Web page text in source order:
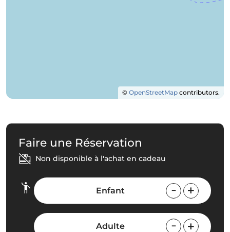
© OpenStreetMap contributors.
Faire une Réservation
Non disponible à l'achat en cadeau
Enfant
Adulte